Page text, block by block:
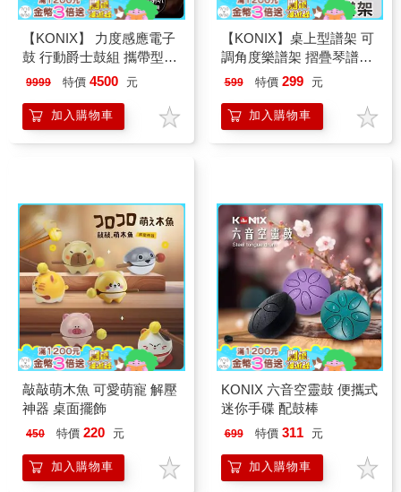
【KONIX】 力度感應電子
鼓 行動爵士鼓組 攜帶型電
子鼓
9999 特價 4500 元
加入購物車
【KONIX】桌上型譜架 可
調角度樂譜架 摺疊琴譜架
附專用收納袋
599 特價 299 元
加入購物車
敲敲萌木魚 可愛萌寵 解壓
神器 桌面擺飾
450 特價 220 元
加入購物車
KONIX 六音空靈鼓 便攜式
迷你手碟 配鼓棒
699 特價 311 元
加入購物車